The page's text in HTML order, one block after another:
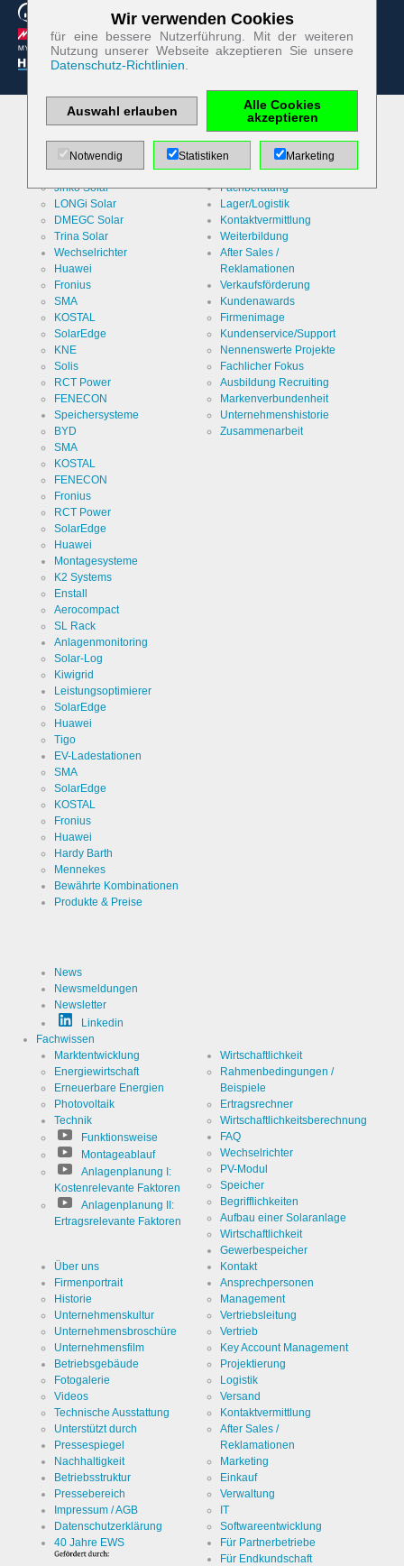
Unsere Marken
Solarmodule
Luxor Solar
Jinko Solar
LONGi Solar
DMEGC Solar
Trina Solar
Wechselrichter
Huawei
Fronius
SMA
KOSTAL
SolarEdge
KNE
Solis
RCT Power
FENECON
Speichersysteme
BYD
SMA
KOSTAL
FENECON
Fronius
RCT Power
SolarEdge
Huawei
Montagesysteme
K2 Systems
Enstall
Aerocompact
SL Rack
Anlagenmonitoring
Solar-Log
Kiwigrid
Leistungsoptimierer
SolarEdge
Huawei
Tigo
EV-Ladestationen
SMA
SolarEdge
KOSTAL
Fronius
Huawei
Hardy Barth
Mennekes
Bewährte Kombinationen
Produkte & Preise
News
Newsmeldungen
Newsletter
Linkedin
Leistungen
Systemkalkulator
Web-Konfigurator
Fachberatung
Lager/Logistik
Kontaktvermittlung
Weiterbildung
After Sales /
Reklamationen
Verkaufsförderung
Kundenawards
Firmenimage
Kundenservice/Support
Nennenswerte Projekte
Fachlicher Fokus
Ausbildung Recruiting
Markenverbundenheit
Unternehmenshistorie
Zusammenarbeit
Fachwissen
Marktentwicklung
Energiewirtschaft
Erneuerbare Energien
Photovoltaik
Technik
Funktionsweise
Montageablauf
Anlagenplanung I:
Kostenrelevante Faktoren
Anlagenplanung II:
Ertragsrelevante Faktoren
Wirtschaftlichkeit
Rahmenbedingungen /
Beispiele
Ertragsrechner
Wirtschaftlichkeitsberechnung
FAQ
Wechselrichter
PV-Modul
Speicher
Begrifflichkeiten
Aufbau einer Solaranlage
Wirtschaftlichkeit
Gewerbespeicher
Über uns
Firmenportrait
Historie
Unternehmenskultur
Unternehmensbroschüre
Unternehmensfilm
Betriebsgebäude
Fotogalerie
Videos
Technische Ausstattung
Unterstützt durch
Pressespiegel
Nachhaltigkeit
Betriebsstruktur
Pressebereich
Impressum / AGB
Datenschutzerklärung
40 Jahre EWS
Kontakt
Ansprechpersonen
Management
Vertriebsleitung
Vertrieb
Key Account Management
Projektierung
Logistik
Versand
Kontaktvermittlung
After Sales /
Reklamationen
Marketing
Einkauf
Verwaltung
IT
Softwareentwicklung
Für Partnerbetriebe
Für Endkundschaft
Zum Betrieb der Seite notwendige Cookies:
Name
PHP
Anbieter
EWS GmbH
Absicherung
Kontaktformular
/ SPAM
Schutz
Cookie Name PHPSESSID
Cookie Laufzeit
Name
Cookiespeicherung
Entscheidungscookie
Anbieter
Zweck
Einstellungen
Cookie Name
Cookie Laufzeit
Cookies die zur Auswertung der Benutzerstatistik
Name
Anbieter
Google
Zweck
Google für
Cookie Name
Cookie Laufzeit
Cookies die zur Auswertung des Benutzerverhaltens
Name
Zweck
wie der
Besucher
Cookie Name
Cookie Laufzeit
Infos schließen
Wir verwenden Cookies
für eine bessere Nutzerführung. Mit der weiteren
Nutzung unserer Webseite akzeptieren Sie unsere
Datenschutz-Richtlinien
Auswahl erlauben
Alle Cookies
akzeptieren
Notwendig Statistiken Marketing